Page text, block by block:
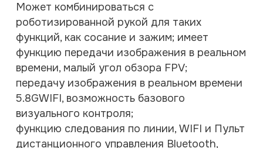
Может комбинироваться с
роботизированной рукой для таких
функций, как сосание и зажим; имеет
функцию передачи изображения в реальном
времени, малый угол обзора FPV;
передачу изображения в реальном времени
5.8GWIFI, возможность базового
визуального контроля;
функцию следования по линии, WIFI и Пульт
дистанционного управления Bluetooth,